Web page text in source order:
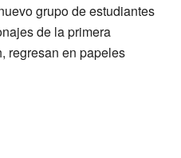
grupo de estudiantes
de la primera
regresan en papeles